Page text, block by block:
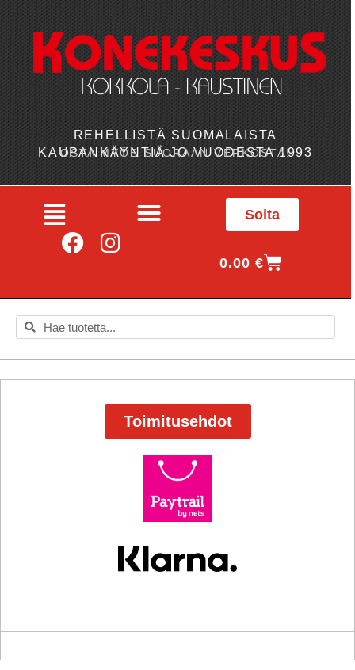
REHELLISTÄ SUOMALAISTA
KAUPANKÄYNTIÄ JO VUODESTA 1993
OSTA MYÖS SUORAAN VERKOSTA!
Soita
0.00€
Toimitusehdot